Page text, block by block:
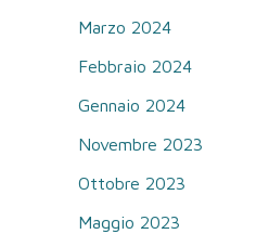
Marzo 2024
Febbraio 2024
Gennaio 2024
Novembre 2023
Ottobre 2023
Maggio 2023